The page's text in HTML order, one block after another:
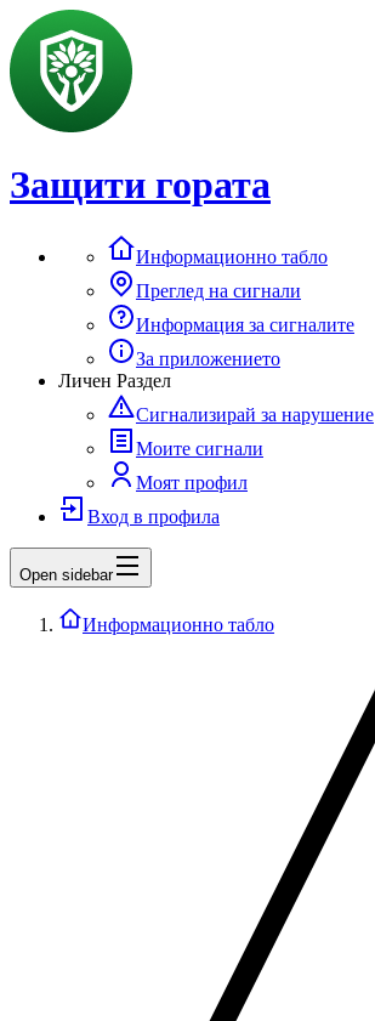
Защити гората
Информационно табло
Преглед на сигнали
Информация за сигналите
За приложението
Личен Раздел
Сигнализирай за нарушение
Моите сигнали
Моят профил
Вход в профила
Open sidebar
Информационно табло